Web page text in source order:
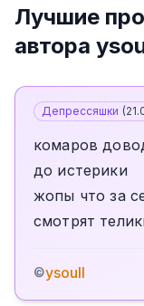
Лучшие
автора
Депрессяшки (
комаров
до истерики
жопы что за
смотрят
©ysoull